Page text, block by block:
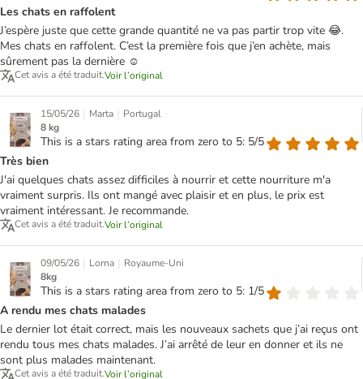
Les chats en raffolent
J’espère juste que cette grande quantité ne va pas partir trop vite 😂.
Mes chats en raffolent. C’est la première fois que j’en achète, mais
sûrement pas la dernière ☺️
Cet avis a été traduit.Voir l’original
15/05/26 | Marta | Portugal
8 kg
This is a stars rating area from zero to 5: 5/5
Très bien
J'ai quelques chats assez difficiles à nourrir et cette nourriture m'a
vraiment surpris. Ils ont mangé avec plaisir et en plus, le prix est
vraiment intéressant. Je recommande.
Cet avis a été traduit.Voir l’original
09/05/26 | Lorna | Royaume-Uni
8kg
This is a stars rating area from zero to 5: 1/5
A rendu mes chats malades
Le dernier lot était correct, mais les nouveaux sachets que j’ai reçus ont
rendu tous mes chats malades. J’ai arrêté de leur en donner et ils ne
sont plus malades maintenant.
Cet avis a été traduit.Voir l’original